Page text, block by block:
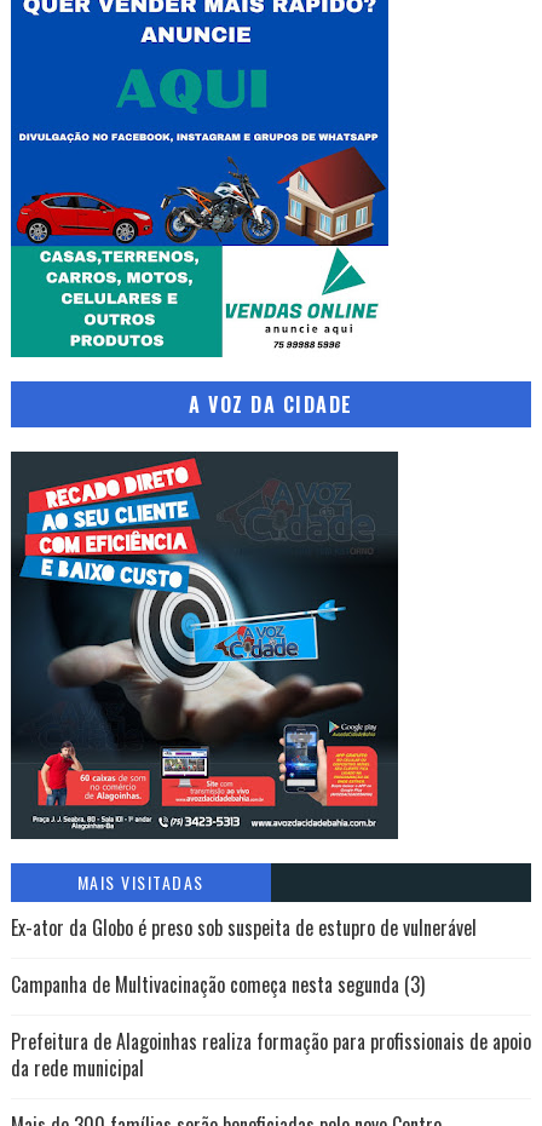
A VOZ DA CIDADE
MAIS VISITADAS
Ex-ator da Globo é preso sob suspeita de estupro de vulnerável
Campanha de Multivacinação começa nesta segunda (3)
Prefeitura de Alagoinhas realiza formação para profissionais de apoio
da rede municipal